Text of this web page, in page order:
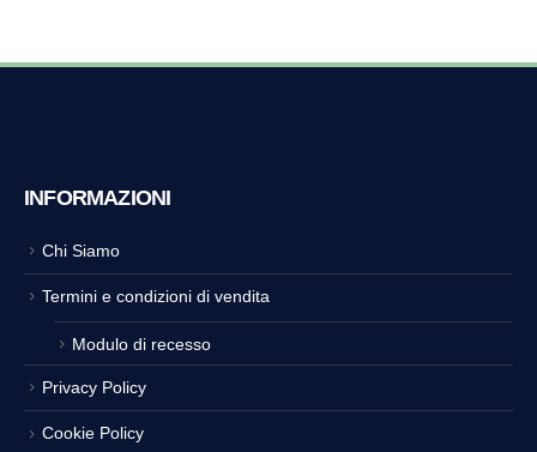
INFORMAZIONI
Chi Siamo
Termini e condizioni di vendita
Modulo di recesso
Privacy Policy
Cookie Policy